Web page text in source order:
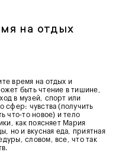
на отдых
время на отдых и
быть чтение в тишине,
в музей, спорт или
сфер: чувства (получить
что-то новое) и тело
как поясняет Мария
но и вкусная еда, приятная
словом, все, что так